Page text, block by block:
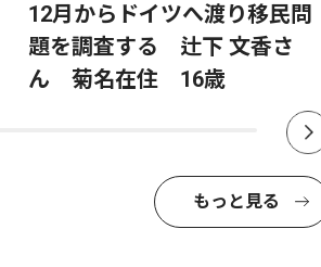
12月からドイツへ渡り移民問
題を調査する 辻下 文香さ
ん 菊名在住 16歳
もっと見る